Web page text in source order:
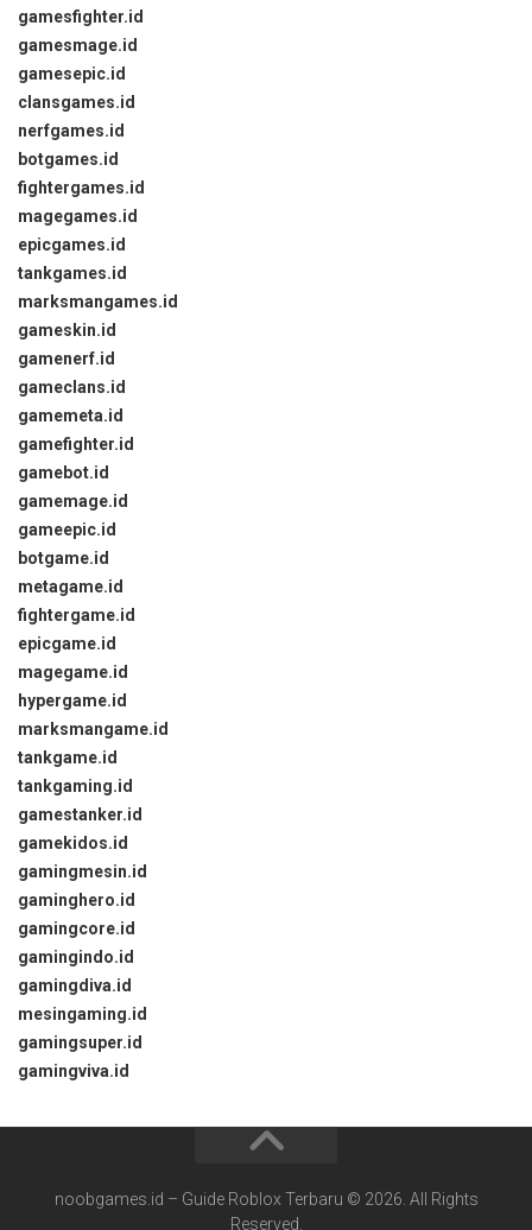
gamesfighter.id
gamesmage.id
gamesepic.id
clansgames.id
nerfgames.id
botgames.id
fightergames.id
magegames.id
epicgames.id
tankgames.id
marksmangames.id
gameskin.id
gamenerf.id
gameclans.id
gamemeta.id
gamefighter.id
gamebot.id
gamemage.id
gameepic.id
botgame.id
metagame.id
fightergame.id
epicgame.id
magegame.id
hypergame.id
marksmangame.id
tankgame.id
tankgaming.id
gamestanker.id
gamekidos.id
gamingmesin.id
gaminghero.id
gamingcore.id
gamingindo.id
gamingdiva.id
mesingaming.id
gamingsuper.id
gamingviva.id
noobgames.id – Guide Roblox Terbaru © 2026. All Rights
Reserved.